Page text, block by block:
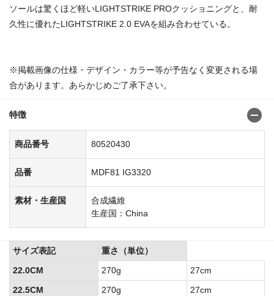
ソールは驚くほど軽いLIGHTSTRIKE PROクッショニングと、耐
久性に優れたLIGHTSTRIKE 2.0 EVAを組み合わせている。
※掲載画像の仕様・デザイン・カラー等が予告なく変更される場
合があります。あらかじめご了承下さい。
特徴
商品番号 80520430
品番 MDF81 IG3320
素材・生産国
合成繊維
生産国：China
サイズ表記
重さ（単位）
22.0CM
270g
27cm
22.5CM
270g
27cm